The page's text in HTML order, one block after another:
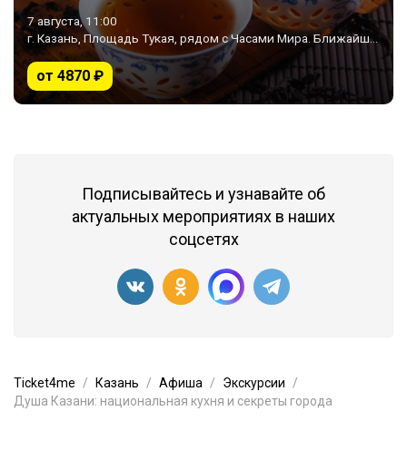
7 августа, 11:00
г. Казань, Площадь Тукая, рядом с Часами Мира. Ближайшее метро «Площадь Тукая»
от 4870 ₽
Подписывайтесь и узнавайте об
актуальных мероприятиях в наших
соцсетях
Ticket4me Казань Афиша
Экскурсии
Душа Казани: национальная кухня и секреты города